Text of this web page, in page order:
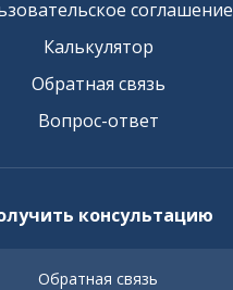
соглашение
Калькулятор
Обратная связь
Вопрос-ответ
консультацию
Обратная связь